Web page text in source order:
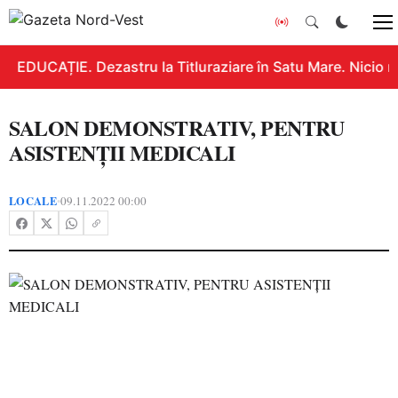
EDUCAȚIE. Dezastru la Titluraziare în Satu Mare. Nicio
SALON DEMONSTRATIV, PENTRU
ASISTENȚII MEDICALI
LOCALE•09.11.2022 00:00